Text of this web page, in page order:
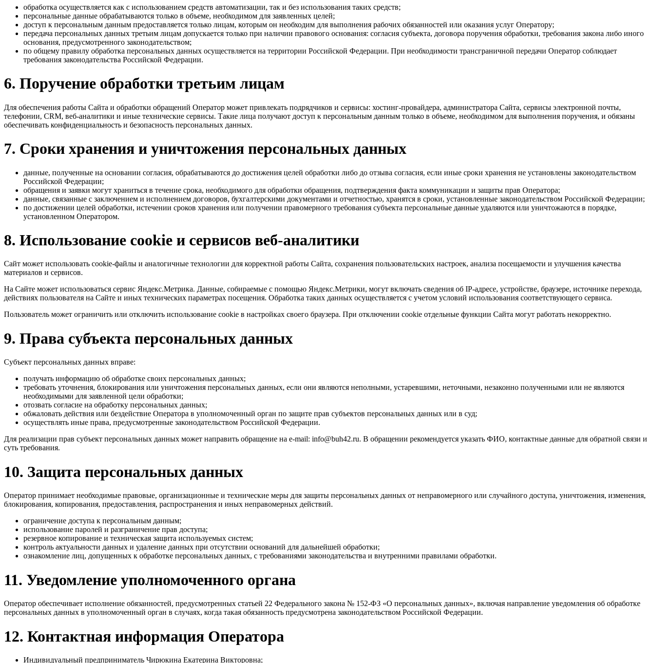
обработка осуществляется как с использованием средств автоматизации, так и без использования таких средств;
персональные данные обрабатываются только в объеме, необходимом для заявленных целей;
доступ к персональным данным предоставляется только лицам, которым он необходим для выполнения рабочих обязанностей или оказания услуг Оператору;
передача персональных данных третьим лицам допускается только при наличии правового основания: согласия субъекта, договора поручения обработки, требования закона либо иного
основания, предусмотренного законодательством;
по общему правилу обработка персональных данных осуществляется на территории Российской Федерации. При необходимости трансграничной передачи Оператор соблюдает
требования законодательства Российской Федерации.
6. Поручение обработки третьим лицам
Для обеспечения работы Сайта и обработки обращений Оператор может привлекать подрядчиков и сервисы: хостинг-провайдера, администратора Сайта, сервисы электронной почты,
телефонии, CRM, веб-аналитики и иные технические сервисы. Такие лица получают доступ к персональным данным только в объеме, необходимом для выполнения поручения, и обязаны
обеспечивать конфиденциальность и безопасность персональных данных.
7. Сроки хранения и уничтожения персональных данных
данные, полученные на основании согласия, обрабатываются до достижения целей обработки либо до отзыва согласия, если иные сроки хранения не установлены законодательством
Российской Федерации;
обращения и заявки могут храниться в течение срока, необходимого для обработки обращения, подтверждения факта коммуникации и защиты прав Оператора;
данные, связанные с заключением и исполнением договоров, бухгалтерскими документами и отчетностью, хранятся в сроки, установленные законодательством Российской Федерации;
по достижении целей обработки, истечении сроков хранения или получении правомерного требования субъекта персональные данные удаляются или уничтожаются в порядке,
установленном Оператором.
8. Использование cookie и сервисов веб-аналитики
Сайт может использовать cookie-файлы и аналогичные технологии для корректной работы Сайта, сохранения пользовательских настроек, анализа посещаемости и улучшения качества
материалов и сервисов.
На Сайте может использоваться сервис Яндекс.Метрика. Данные, собираемые с помощью Яндекс.Метрики, могут включать сведения об IP-адресе, устройстве, браузере, источнике перехода,
действиях пользователя на Сайте и иных технических параметрах посещения. Обработка таких данных осуществляется с учетом условий использования соответствующего сервиса.
Пользователь может ограничить или отключить использование cookie в настройках своего браузера. При отключении cookie отдельные функции Сайта могут работать некорректно.
9. Права субъекта персональных данных
Субъект персональных данных вправе:
получать информацию об обработке своих персональных данных;
требовать уточнения, блокирования или уничтожения персональных данных, если они являются неполными, устаревшими, неточными, незаконно полученными или не являются
необходимыми для заявленной цели обработки;
отозвать согласие на обработку персональных данных;
обжаловать действия или бездействие Оператора в уполномоченный орган по защите прав субъектов персональных данных или в суд;
осуществлять иные права, предусмотренные законодательством Российской Федерации.
Для реализации прав субъект персональных данных может направить обращение на e-mail: info@buh42.ru. В обращении рекомендуется указать ФИО, контактные данные для обратной связи и
суть требования.
10. Защита персональных данных
Оператор принимает необходимые правовые, организационные и технические меры для защиты персональных данных от неправомерного или случайного доступа, уничтожения, изменения,
блокирования, копирования, предоставления, распространения и иных неправомерных действий.
ограничение доступа к персональным данным;
использование паролей и разграничение прав доступа;
резервное копирование и техническая защита используемых систем;
контроль актуальности данных и удаление данных при отсутствии оснований для дальнейшей обработки;
ознакомление лиц, допущенных к обработке персональных данных, с требованиями законодательства и внутренними правилами обработки.
11. Уведомление уполномоченного органа
Оператор обеспечивает исполнение обязанностей, предусмотренных статьей 22 Федерального закона № 152-ФЗ «О персональных данных», включая направление уведомления об обработке
персональных данных в уполномоченный орган в случаях, когда такая обязанность предусмотрена законодательством Российской Федерации.
12. Контактная информация Оператора
Индивидуальный предприниматель Чирюкина Екатерина Викторовна;